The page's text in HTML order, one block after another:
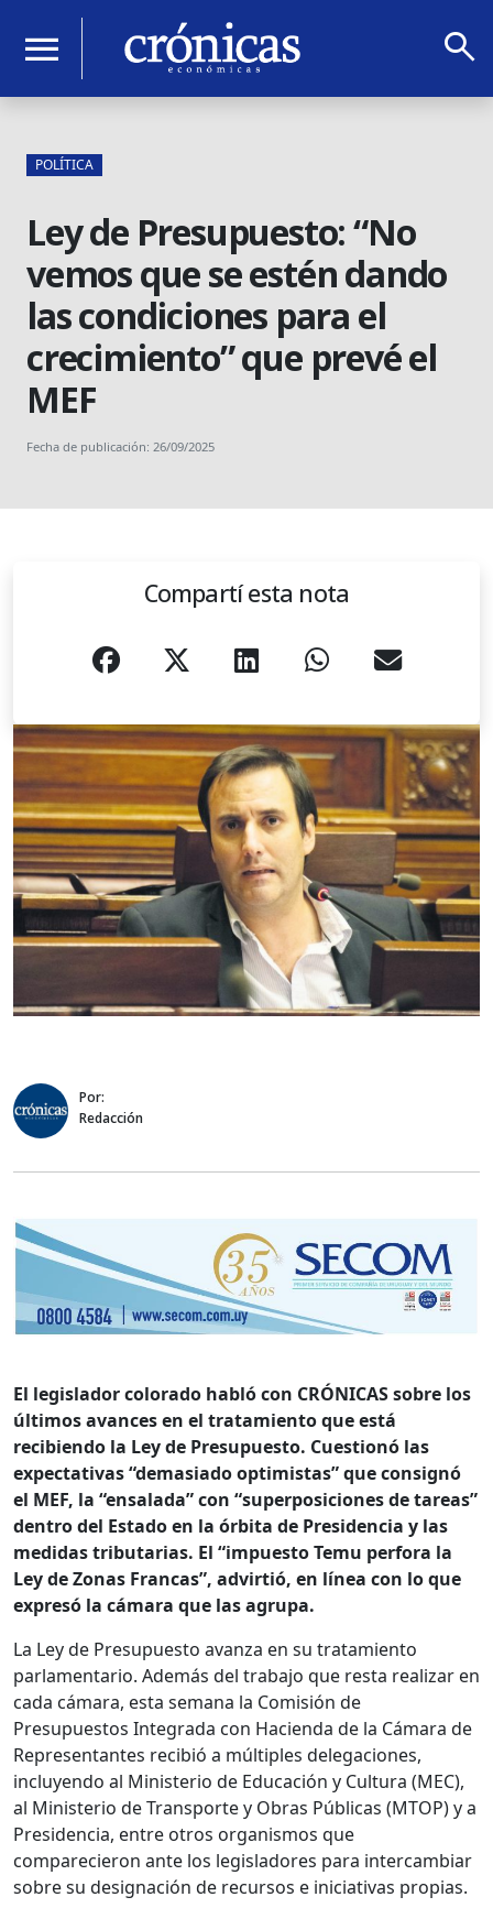
menu search
POLÍTICA
Ley de Presupuesto: “No
vemos que se estén dando
las condiciones para el
crecimiento” que prevé el
MEF
Fecha de publicación: 26/09/2025
Compartí esta nota
Por:
Redacción
El legislador colorado habló con CRÓNICAS sobre los
últimos avances en el tratamiento que está
recibiendo la Ley de Presupuesto. Cuestionó las
expectativas “demasiado optimistas” que consignó
el MEF, la “ensalada” con “superposiciones de tareas”
dentro del Estado en la órbita de Presidencia y las
medidas tributarias. El “impuesto Temu perfora la
Ley de Zonas Francas”, advirtió, en línea con lo que
expresó la cámara que las agrupa.
La Ley de Presupuesto avanza en su tratamiento
parlamentario. Además del trabajo que resta realizar en
cada cámara, esta semana la Comisión de
Presupuestos Integrada con Hacienda de la Cámara de
Representantes recibió a múltiples delegaciones,
incluyendo al Ministerio de Educación y Cultura (MEC),
al Ministerio de Transporte y Obras Públicas (MTOP) y a
Presidencia, entre otros organismos que
comparecieron ante los legisladores para intercambiar
sobre su designación de recursos e iniciativas propias.